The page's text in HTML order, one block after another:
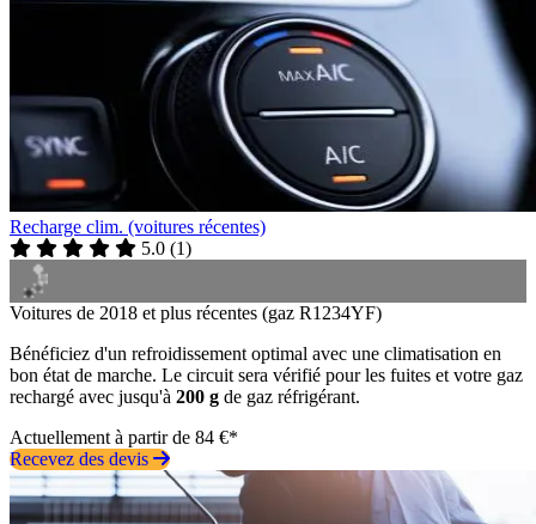
Recharge clim. (voitures récentes)
5.0 (1)
Voitures de 2018 et plus récentes (gaz R1234YF)
Bénéficiez d'un refroidissement optimal avec une climatisation en
bon état de marche. Le circuit sera vérifié pour les fuites et votre gaz
rechargé avec jusqu'à 200 g de gaz réfrigérant.
Actuellement à partir de 84 €*
Recevez des devis